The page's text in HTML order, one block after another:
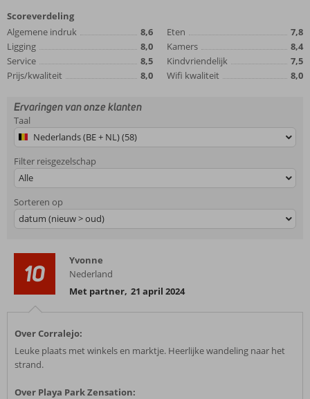
Scoreverdeling
Algemene indruk
8,6
Ligging
8,0
Service
8,5
Prijs/kwaliteit
8,0
Eten
7,8
Kamers
8,4
Kindvriendelijk
7,5
Wifi kwaliteit
8,0
Ervaringen van onze klanten
Taal
Nederlands (BE + NL) (58)
Filter reisgezelschap
Alle
Sorteren op
datum (nieuw > oud)
10
Yvonne
Nederland
Met partner, 21 april 2024
Over Corralejo:
Leuke plaats met winkels en marktje. Heerlijke wandeling naar het
strand.
Over Playa Park Zensation: